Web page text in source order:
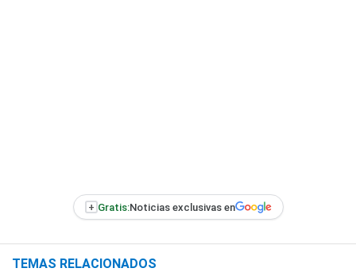
+ Gratis:Noticias exclusivas en
TEMAS RELACIONADOS